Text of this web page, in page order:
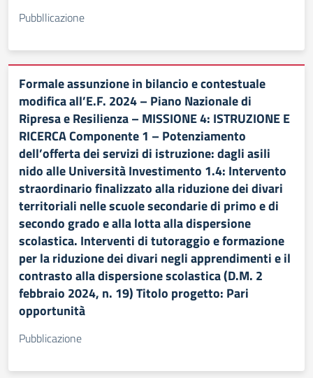
Pubbllicazione
Formale assunzione in bilancio e contestuale
modifica all’E.F. 2024 – Piano Nazionale di
Ripresa e Resilienza – MISSIONE 4: ISTRUZIONE E
RICERCA Componente 1 – Potenziamento
dell’offerta dei servizi di istruzione: dagli asili
nido alle Università Investimento 1.4: Intervento
straordinario finalizzato alla riduzione dei divari
territoriali nelle scuole secondarie di primo e di
secondo grado e alla lotta alla dispersione
scolastica. Interventi di tutoraggio e formazione
per la riduzione dei divari negli apprendimenti e il
contrasto alla dispersione scolastica (D.M. 2
febbraio 2024, n. 19) Titolo progetto: Pari
opportunità
Pubblicazione